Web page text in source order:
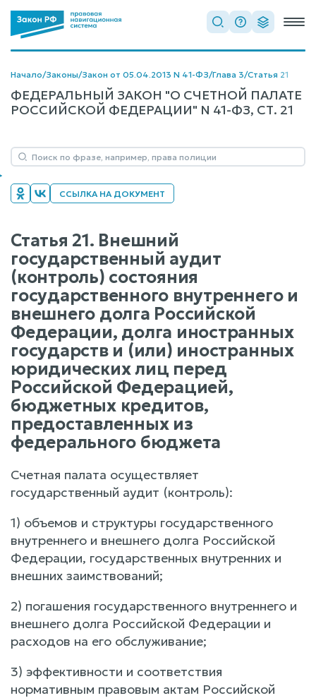
Начало/Законы/Закон от 05.04.2013 N 41-ФЗ/Глава 3/Статья 21
ФЕДЕРАЛЬНЫЙ ЗАКОН "О СЧЕТНОЙ ПАЛАТЕ
РОССИЙСКОЙ ФЕДЕРАЦИИ" N 41-ФЗ, СТ. 21
ССЫЛКА НА ДОКУМЕНТ
Статья 21. Внешний
государственный аудит
(контроль) состояния
государственного внутреннего и
внешнего долга Российской
Федерации, долга иностранных
государств и (или) иностранных
юридических лиц перед
Российской Федерацией,
бюджетных кредитов,
предоставленных из
федерального бюджета
Счетная палата осуществляет
государственный аудит (контроль):
1) объемов и структуры государственного
внутреннего и внешнего долга Российской
Федерации, государственных внутренних и
внешних заимствований;
2) погашения государственного внутреннего и
внешнего долга Российской Федерации и
расходов на его обслуживание;
3) эффективности и соответствия
нормативным правовым актам Российской